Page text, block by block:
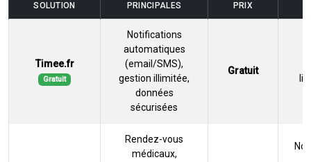
SOLUTION
PRINCIPALES
PRIX
Timee.fr
Gratuit
Notifications
automatiques
(email/SMS),
gestion illimitée,
données
sécurisées
Gratuit
Rendez-vous
médicaux,